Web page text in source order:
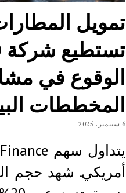
تمويل
الوقوع في
المخططات
6 سبتمبر، 2025